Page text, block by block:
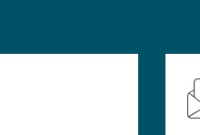
delle filiali di Bcc San